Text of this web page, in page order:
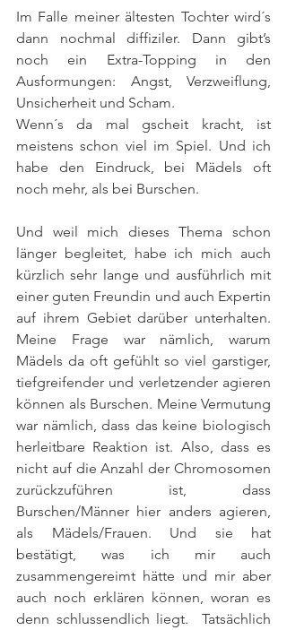
Im Falle meiner ältesten Tochter wird´s
dann nochmal diffiziler. Dann gibt’s
noch ein Extra-Topping in den
Ausformungen: Angst, Verzweiflung,
Unsicherheit und Scham.
Wenn´s da mal gscheit kracht, ist
meistens schon viel im Spiel. Und ich
habe den Eindruck, bei Mädels oft
noch mehr, als bei Burschen.
Und weil mich dieses Thema schon
länger begleitet, habe ich mich auch
kürzlich sehr lange und ausführlich mit
einer guten Freundin und auch Expertin
auf ihrem Gebiet darüber unterhalten.
Meine Frage war nämlich, warum
Mädels da oft gefühlt so viel garstiger,
tiefgreifender und verletzender agieren
können als Burschen. Meine Vermutung
war nämlich, dass das keine biologisch
herleitbare Reaktion ist. Also, dass es
nicht auf die Anzahl der Chromosomen
zurückzuführen ist, dass
Burschen/Männer hier anders agieren,
als Mädels/Frauen. Und sie hat
bestätigt, was ich mir auch
zusammengereimt hätte und mir aber
auch noch erklären können, woran es
denn schlussendlich liegt.  Tatsächlich